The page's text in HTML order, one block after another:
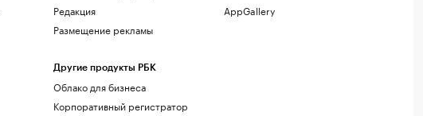
Редакция
Размещение рекламы
Другие продукты РБК
Облако для бизнеса
Корпоративный регистратор
AppGallery